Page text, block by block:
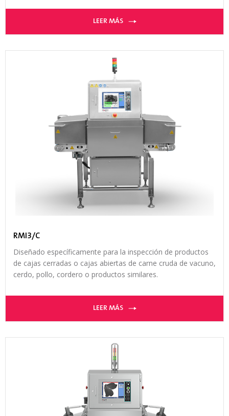
LEER MÁS
RMI3/C
Diseñado específicamente para la inspección de productos
de cajas cerradas o cajas abiertas de carne cruda de vacuno,
cerdo, pollo, cordero o productos similares.
LEER MÁS